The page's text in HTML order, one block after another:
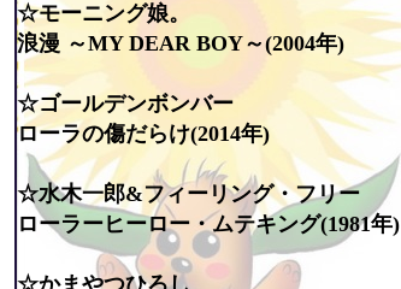
☆モーニング娘。
浪漫 ～MY DEAR BOY～(2004年)
☆ゴールデンボンバー
ローラの傷だらけ(2014年)
☆水木一郎&フィーリング・フリー
ローラーヒーロー・ムテキング(1981年)